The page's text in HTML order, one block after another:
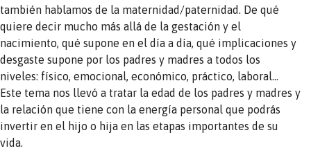
también hablamos de la maternidad/paternidad. De qué
quiere decir mucho más allá de la gestación y el
nacimiento, qué supone en el día a día, qué implicaciones y
desgaste supone por los padres y madres a todos los
niveles: físico, emocional, económico, práctico, laboral…
Este tema nos llevó a tratar la edad de los padres y madres y
la relación que tiene con la energía personal que podrás
invertir en el hijo o hija en las etapas importantes de su
vida.